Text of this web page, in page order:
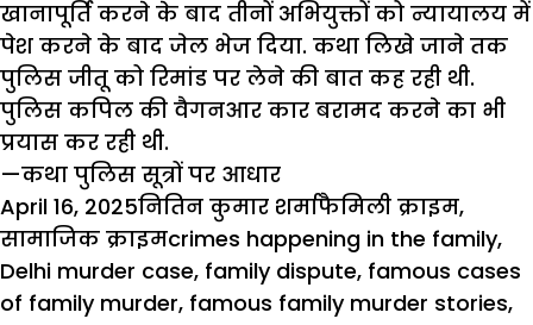
खानापूर्ति करने के बाद तीनों अभियुक्तों को न्यायालय में
पेश करने के बाद जेल भेज दिया. कथा लिखे जाने तक
पुलिस जीतूको रिमांड पर लेने की बात कह रही थी.
पुलिस कपिल की वैगनआर कार बरामद करने का भी
प्रयास कर रही थी.
—कथा पुलिस सूत्रों पर आधार
Posted
on
April 16, 2025Author
नितिन कुमार शर्माCategories
फैमिली क्राइम,
सामाजिक क्राइमTags
crimes happening in the family,
Delhi murder case, family dispute, famous cases
of family murder, famous family murder stories,